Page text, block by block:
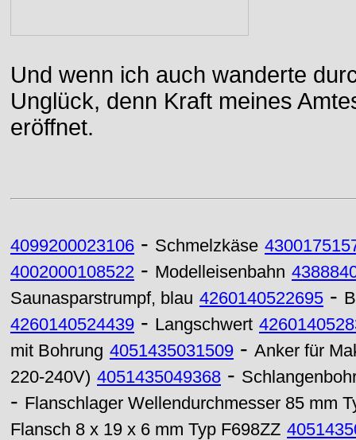
Und wenn ich auch wanderte
Unglück, denn Kraft meines
eröffnet.
4099200023106 - Schmelzkäse
4002000108522 - Modelleisenbahn
Saunasparstrumpf, blau 4260140522695 -
4260140524439 - Langschwert
mit Bohrung 4051435031509 - Anker für
220-240V) 4051435049368 -
- Flanschlager Wellendurchmesser 85 mm
Flansch 8 x 19 x 6 mm Typ F698ZZ